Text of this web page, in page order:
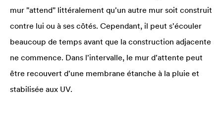
mur "attend" littéralement qu'un autre mur soit construit
contre lui ou à ses côtés. Cependant, il peut s'écouler
beaucoup de temps avant que la construction adjacente
ne commence. Dans l'intervalle, le mur d'attente peut
être recouvert d'une membrane étanche à la pluie et
stabilisée aux UV.